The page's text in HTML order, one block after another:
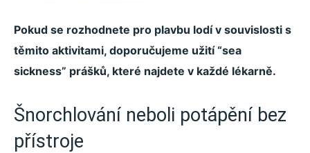
Pokud se rozhodnete pro plavbu lodí v souvislosti s
těmito aktivitami, doporučujeme užití “sea
sickness” prášků, které najdete v každé lékarně.
Šnorchlování neboli potápění bez
přístroje